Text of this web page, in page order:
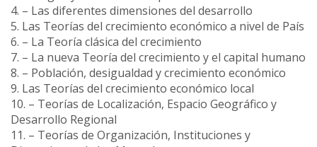
4. – Las diferentes dimensiones del desarrollo
5. Las Teorías del crecimiento económico a nivel de País
6. – La Teoría clásica del crecimiento
7. – La nueva Teoría del crecimiento y el capital humano
8. – Población, desigualdad y crecimiento económico
9. Las Teorías del crecimiento económico local
10. – Teorías de Localización, Espacio Geográfico y
Desarrollo Regional
11. – Teorías de Organización, Instituciones y